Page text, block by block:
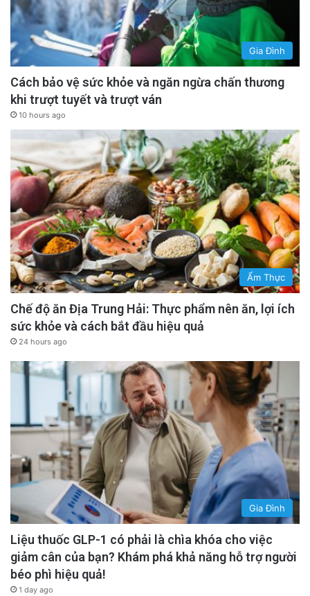
Gia Đình
Cách bảo vệ sức khỏe và ngăn ngừa chấn thương
khi trượt tuyết và trượt ván
10 hours ago
Ẩm Thực
Chế độ ăn Địa Trung Hải: Thực phẩm nên ăn, lợi ích
sức khỏe và cách bắt đầu hiệu quả
24 hours ago
Gia Đình
Liệu thuốc GLP-1 có phải là chìa khóa cho việc
giảm cân của bạn? Khám phá khả năng hỗ trợ người
béo phì hiệu quả!
1 day ago